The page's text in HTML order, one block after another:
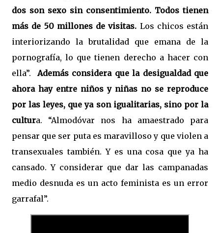
dos son sexo sin consentimiento. Todos tienen
más de 50 millones de visitas. Los chicos están
interiorizando la brutalidad que emana de la
pornografía, lo que tienen derecho a hacer con
ella”.
Además considera que la desigualdad que
ahora hay entre niños y niñas no se reproduce
por las leyes, que ya son igualitarias, sino por la
cultura. “Almodóvar nos ha amaestrado para
pensar que ser puta es maravilloso y que violen a
transexuales también. Y es una cosa que ya ha
cansado. Y considerar que dar las campanadas
medio desnuda es un acto feminista es un error
garrafal”.